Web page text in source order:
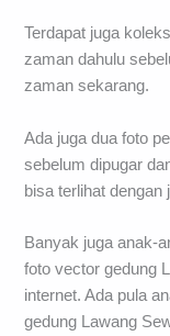
Terdapat juga
zaman dahulu
zaman sekarang.
Ada juga dua foto
sebelum dipugar
bisa terlihat dengan
Banyak juga anak-
foto vector gedung
internet. Ada pula
gedung Lawang